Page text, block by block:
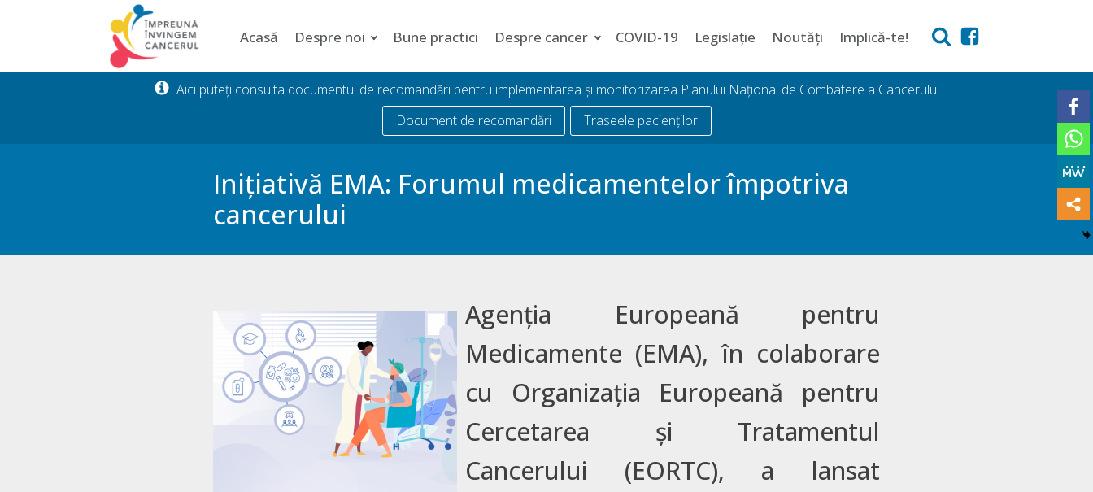
Acasă Despre noi Bune practici Despre cancer COVID-19 Legislație Noutăți Implică-te!
Aici puteți consulta documentul de recomandări pentru implementarea și monitorizarea Planului Național de Combatere a Cancerului
Document de recomandări
Traseele pacienților
Inițiativă EMA: Forumul medicamentelor împotriva
cancerului
Agenția Europeană pentru
Medicamente (EMA), în colaborare
cu Organizația Europeană pentru
Cercetarea și Tratamentul
Cancerului (EORTC), a lansat